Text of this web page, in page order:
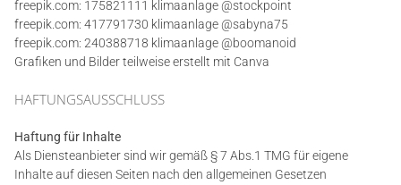
freepik.com: 175821111 klimaanlage @stockpoint
freepik.com: 417791730 klimaanlage @sabyna75
freepik.com: 240388718 klimaanlage @boomanoid
Grafiken und Bilder teilweise erstellt mit Canva
HAFTUNGSAUSSCHLUSS
Haftung für Inhalte
Als Diensteanbieter sind wir gemäß § 7 Abs.1 TMG für eigene
Inhalte auf diesen Seiten nach den allgemeinen Gesetzen